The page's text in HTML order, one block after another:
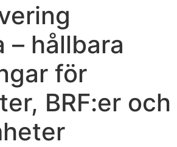
– hållbara
för
BRF:er och